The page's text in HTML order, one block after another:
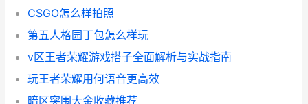
CSGO怎么样拍照
第五人格园丁包怎么样玩
v区王者荣耀游戏搭子全面解析与实战指南
玩王者荣耀用何语音更高效
暗区突围大金收藏推荐